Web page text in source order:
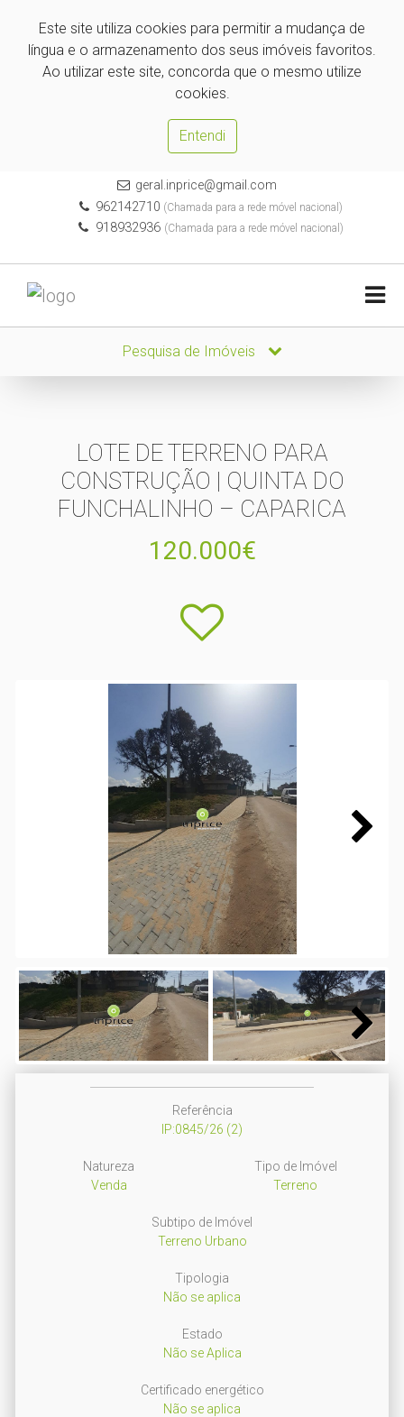
Este site utiliza cookies para permitir a mudança de
língua e o armazenamento dos seus imóveis favoritos.
Ao utilizar este site, concorda que o mesmo utilize
cookies.
Entendi
geral.inprice@gmail.com
962142710 (Chamada para a rede móvel nacional)
918932936 (Chamada para a rede móvel nacional)
Pesquisa de Imóveis
LOTE DE TERRENO PARA
CONSTRUÇÃO | QUINTA DO
FUNCHALINHO – CAPARICA
120.000€
Next
Referência
IP:0845/26 (2)
Natureza
Venda
Tipo de Imóvel
Terreno
Subtipo de Imóvel
Terreno Urbano
Tipologia
Não se aplica
Estado
Não se Aplica
Certificado energético
Não se aplica